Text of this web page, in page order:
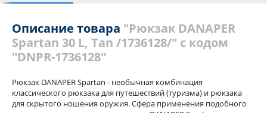
Описание товара "Рюкзак DANAPER
Spartan 30 L, Tan /1736128/" с кодом
"DNPR-1736128"
Рюкзак DANAPER Spartan - необычная комбинация
классического рюкзака для путешествий (туризма) и рюкзака
для скрытого ношения оружия. Сфера применения подобного